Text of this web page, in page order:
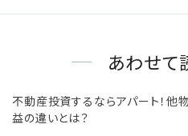
あわせて
不動産投資するならアパート！他
益の違いとは？